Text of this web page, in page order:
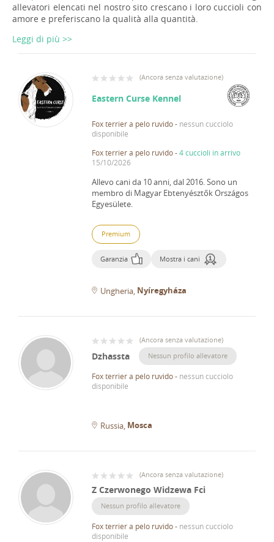
allevatori elencati nel nostro sito crescano i loro cuccioli con
amore e preferiscano la qualità alla quantità.
Leggi di più >>
(Ancora senza valutazione)
Eastern Curse Kennel
Fox terrier a pelo ruvido- nessun cucciolo
disponibile
Fox terrier a pelo ruvido-4 cuccioli in arrivo
15/10/2026
Allevo cani da 10 anni, dal 2016.Sono un
membro di Magyar Ebtenyésztők Országos
Egyesülete.
Premium
Garanzia Mostra i cani
Ungheria Nyíregyháza
(Ancora senza valutazione)
Dzhassta Nessun profilo allevatore
Fox terrier a pelo ruvido- nessun cucciolo
disponibile
Russia Mosca
(Ancora senza valutazione)
Z Czerwonego Widzewa Fci
Nessun profilo allevatore
Fox terrier a pelo ruvido- nessun cucciolo
disponibile